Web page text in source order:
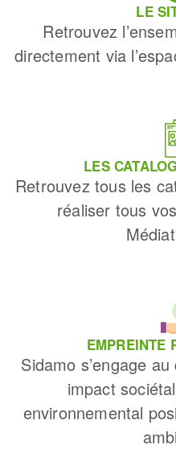
LE
Retrouvez
directement via
LES
Retrouvez tous les
réaliser tous
EMPREINTE
Sidamo s’engage
impact
environnemental